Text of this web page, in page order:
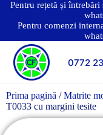
Pentru rețetă și
Pentru comenzi
0772
Prima pagină /Matrite
T0033 cu margini tesite